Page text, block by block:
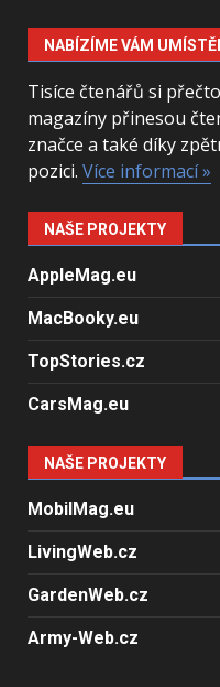
NABÍZÍME VÁM
Tisíce čtenářů si
magazíny přinesou
značce a také díky
pozici. Více informací »
NAŠE PROJEKTY
AppleMag.eu
MacBooky.eu
TopStories.cz
CarsMag.eu
NAŠE PROJEKTY
MobilMag.eu
LivingWeb.cz
GardenWeb.cz
Army-Web.cz